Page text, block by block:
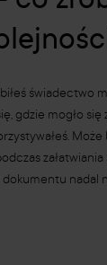
świadectwo
gdzie mogło
nadal